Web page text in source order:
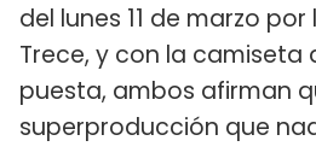
del lunes 11 de marzo
Trece, y con la camiseta
puesta, ambos afirman
superproducción que